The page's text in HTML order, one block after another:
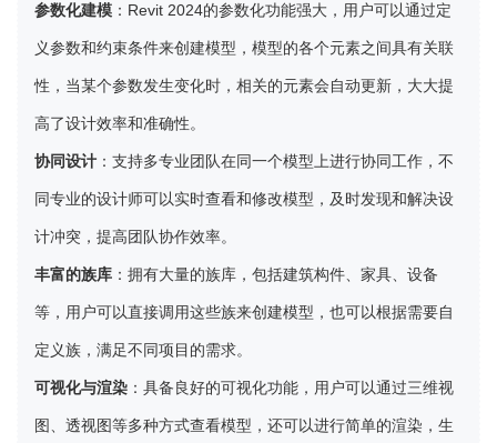
参数化建模 ：Revit 2024的参数化功能强大，用户可以通过定
义参数和约束条件来创建模型，模型的各个元素之间具有关联
性，当某个参数发生变化时，相关的元素会自动更新，大大提
高了设计效率和准确性。
协同设计 ：支持多专业团队在同一个模型上进行协同工作，不
同专业的设计师可以实时查看和修改模型，及时发现和解决设
计冲突，提高团队协作效率。
丰富的族库 ：拥有大量的族库，包括建筑构件、家具、设备
等，用户可以直接调用这些族来创建模型，也可以根据需要自
定义族，满足不同项目的需求。
可视化与渲染 ：具备良好的可视化功能，用户可以通过三维视
图、透视图等多种方式查看模型，还可以进行简单的渲染，生